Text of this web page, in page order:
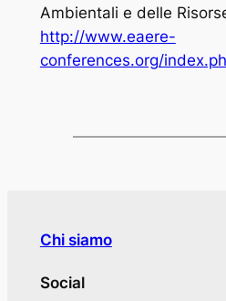
Ambientali e delle
http://www.eaere-
conferences.org/
Chi siamo
Social